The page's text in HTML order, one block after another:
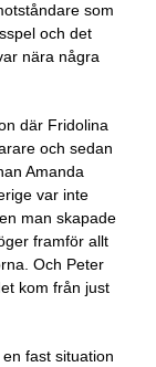
som
och det
nära några
där Fridolina
och sedan
Amanda
var inte
man skapade
framför allt
Och Peter
kom från just
fast situation